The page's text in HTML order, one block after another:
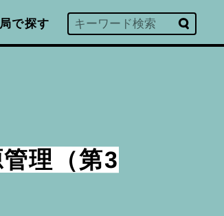
で探す
理（第3